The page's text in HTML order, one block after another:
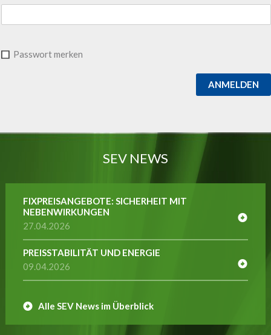
Passwort merken
ANMELDEN
SEV NEWS
FIXPREISANGEBOTE: SICHERHEIT MIT
NEBENWIRKUNGEN
27.04.2026
PREISSTABILITÄT UND ENERGIE
09.04.2026
Alle SEV News im Überblick